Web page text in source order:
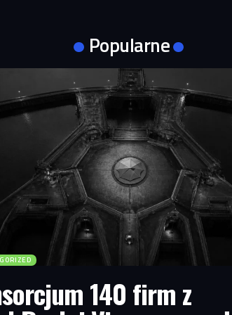
Popularne
140 firm z